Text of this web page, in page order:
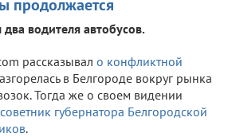
продолжается
водителя автобусов.
рассказывал о конфликтной
в Белгороде вокруг рынка
Тогда же о своем видении
губернатора Белгородской
.